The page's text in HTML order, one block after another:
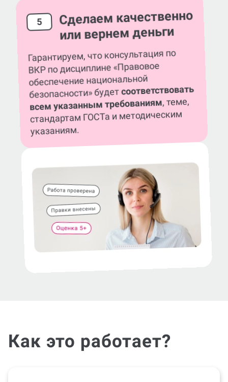
5 Сделаем качественно
или вернем деньги
Гарантируем, что консультация по
ВКР по дисциплине «Правовое
обеспечение национальной
безопасности» будетсоответствовать
всем указанным требованиям, теме,
стандартам ГОСТа и методическим
указаниям.
Как это работает?